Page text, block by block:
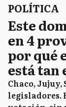
POLÍTICA
Este
en 4
por qué
está tan
Chaco,
legisladores.